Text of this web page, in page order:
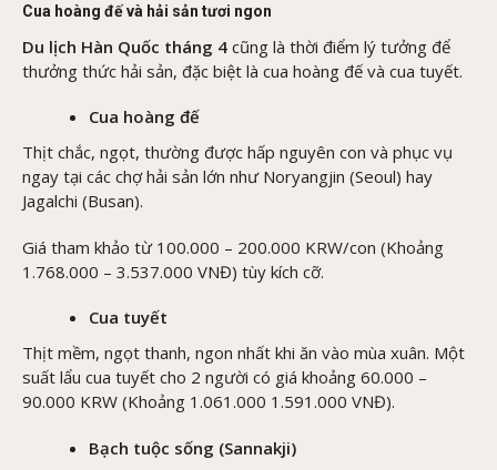
Cua hoàng đế và hải sản tươi ngon
Du lịch Hàn Quốc tháng 4 cũng là thời điểm lý tưởng để
thưởng thức hải sản, đặc biệt là cua hoàng đế và cua tuyết.
Cua hoàng đế
Thịt chắc, ngọt, thường được hấp nguyên con và phục vụ
ngay tại các chợ hải sản lớn như Noryangjin (Seoul) hay
Jagalchi (Busan).
Giá tham khảo từ 100.000 – 200.000 KRW/con (Khoảng
1.768.000 – 3.537.000 VNĐ) tùy kích cỡ.
Cua tuyết
Thịt mềm, ngọt thanh, ngon nhất khi ăn vào mùa xuân. Một
suất lẩu cua tuyết cho 2 người có giá khoảng 60.000 –
90.000 KRW (Khoảng 1.061.000 1.591.000 VNĐ).
Bạch tuộc sống (Sannakji)